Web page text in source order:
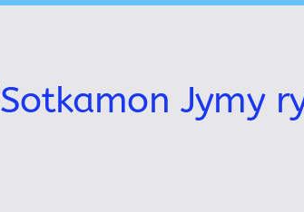
Sotkamon Jymy